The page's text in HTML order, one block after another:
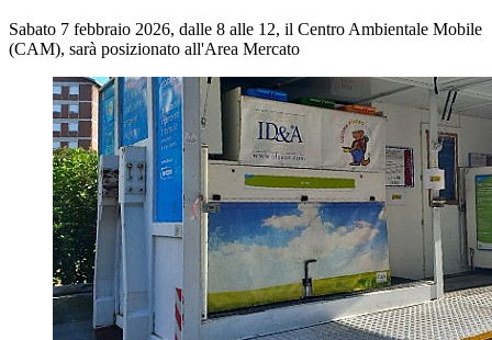
Sabato 7 febbraio 2026, dalle 8 alle 12, il Centro Ambientale Mobile
(CAM), sarà posizionato all'Area Mercato